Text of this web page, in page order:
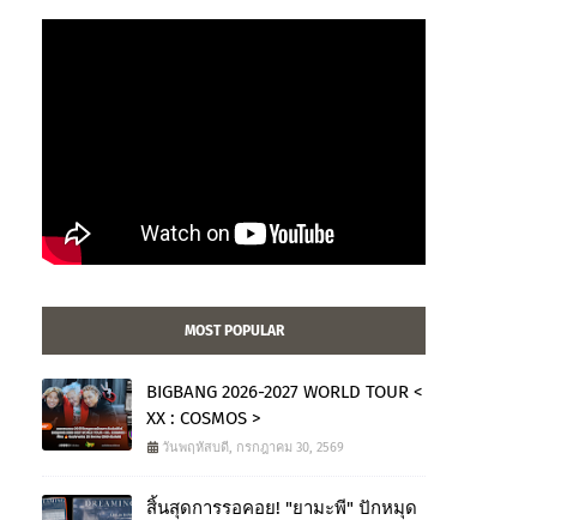
MOST POPULAR
BIGBANG 2026-2027 WORLD TOUR <
XX : COSMOS >
วันพฤหัสบดี, กรกฎาคม 30, 2569
สิ้นสุดการรอคอย! "ยามะพี" ปักหมุด